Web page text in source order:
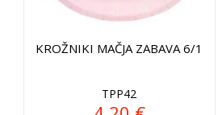
KROŽNIKI MAČJA ZABAVA 6/1
TPP42